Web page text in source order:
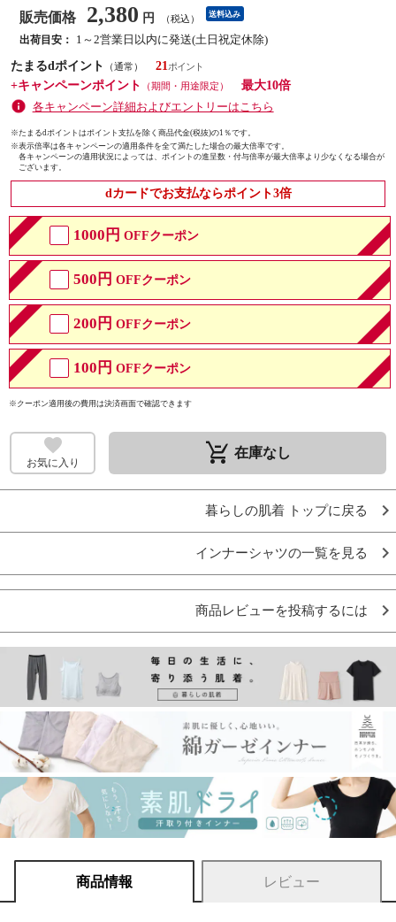
販売価格 2,380 円 （税込） 送料込み
出荷目安：
1～2営業日以内に発送(土日祝定休除)
たまるdポイント
（通常）
21
+キャンペーンポイント
（期間・用途限定）
最大10倍
各キャンペーン詳細およびエントリーはこちら
※たまるdポイントはポイント支払を除く商品代金(税抜)の1％です。
※表示倍率は各キャンペーンの適用条件を全て満たした場合の最大倍率です。
各キャンペーンの適用状況によっては、ポイントの進呈数・付与倍率が最大倍率より少なくなる場合が
ございます。
dカードでお支払ならポイント3倍
1000円 OFFクーポン
500円 OFFクーポン
200円 OFFクーポン
100円 OFFクーポン
※クーポン適用後の費用は決済画面で確認できます
お気に入り remove_shopping_cart 在庫なし
暮らしの肌着 トップに戻る
インナーシャツの一覧を見る
商品レビューを投稿するには
商品情報 レビュー